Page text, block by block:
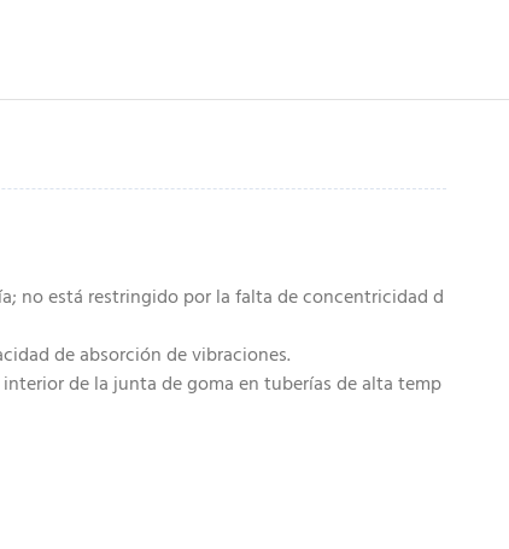
no está restringido por la falta de concentricidad d
de absorción de vibraciones.
de la junta de goma en tuberías de alta temp